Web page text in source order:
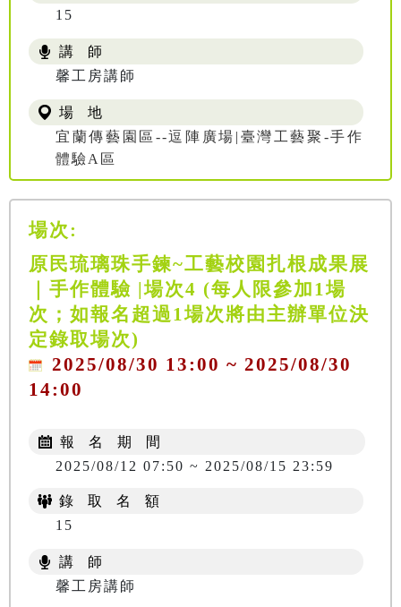
15
講 師
馨工房講師
場 地
宜蘭傳藝園區--逗陣廣場|臺灣工藝聚-手作
體驗A區
場次:
原民琉璃珠手鍊~工藝校園扎根成果展
｜手作體驗 |場次4 (每人限參加1場
次；如報名超過1場次將由主辦單位決
定錄取場次)
2025/08/30 13:00 ~ 2025/08/30
14:00
報 名 期 間
2025/08/12 07:50 ~ 2025/08/15 23:59
錄 取 名 額
15
講 師
馨工房講師